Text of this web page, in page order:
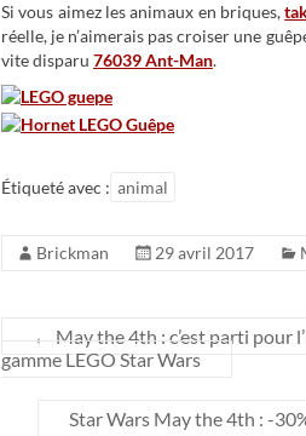
Si vous aimez les animaux en briques,
réelle, je n’aimerais pas croiser une
vite disparu 76039 Ant-Man.
Étiqueté avec : animal
Brickman 29 avril 2017
←
May the 4th : c’est parti pour
gamme LEGO Star Wars
Star Wars May the 4th : -